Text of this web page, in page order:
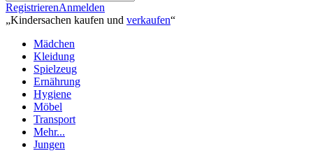
RegistrierenAnmelden
„Kindersachen kaufen und verkaufen“
Mädchen
Kleidung
Spielzeug
Ernährung
Hygiene
Möbel
Transport
Mehr...
Jungen